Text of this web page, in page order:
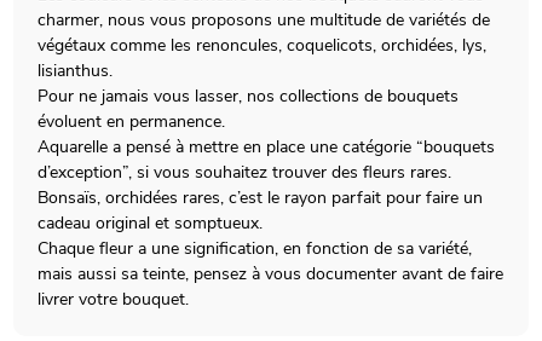
charmer, nous vous proposons une multitude de variétés de
végétaux comme les renoncules, coquelicots, orchidées, lys,
lisianthus.
Pour ne jamais vous lasser, nos collections de bouquets
évoluent en permanence.
Aquarelle a pensé à mettre en place une catégorie “bouquets
d’exception”, si vous souhaitez trouver des fleurs rares.
Bonsaïs, orchidées rares, c’est le rayon parfait pour faire un
cadeau original et somptueux.
Chaque fleur a une signification, en fonction de sa variété,
mais aussi sa teinte, pensez à vous documenter avant de faire
livrer votre bouquet.